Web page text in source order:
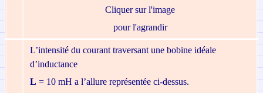
Cliquer sur l'image
pour l'agrandir
L’intensité du courant traversant une bobine idéale
d’inductance
L = 10 mH a l’allure représentée ci-dessus.